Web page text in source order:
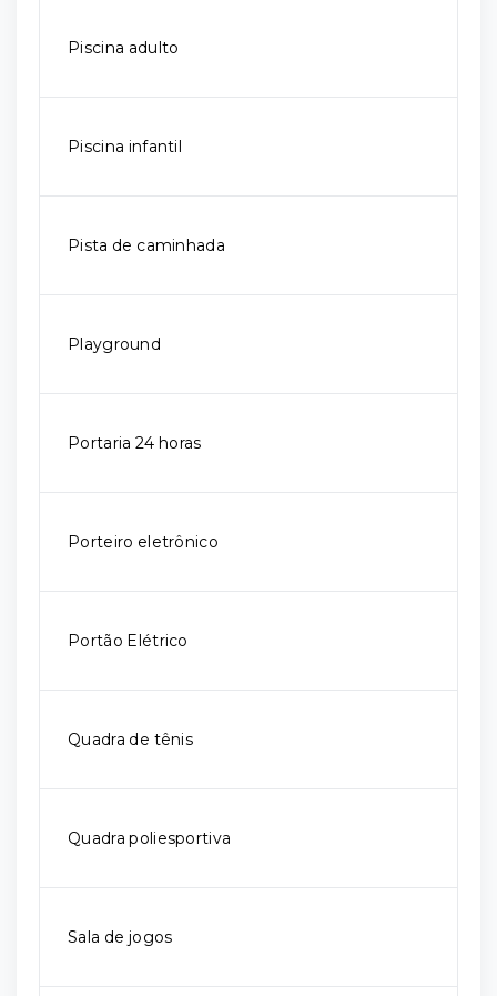
Piscina adulto
Piscina infantil
Pista de caminhada
Playground
Portaria 24 horas
Porteiro eletrônico
Portão Elétrico
Quadra de tênis
Quadra poliesportiva
Sala de jogos